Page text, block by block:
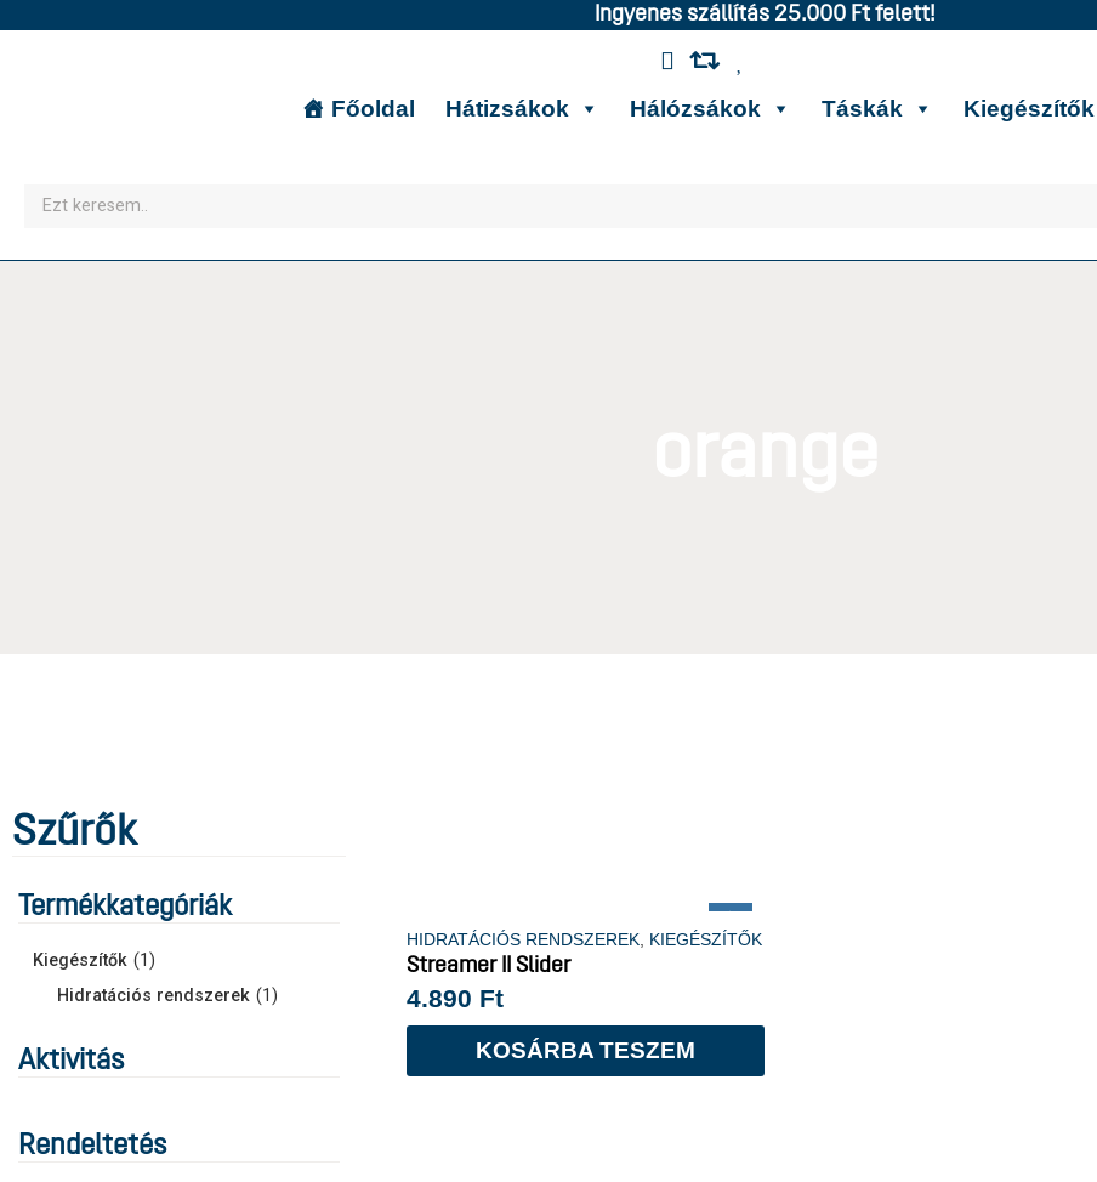
Ingyenes szállítás 25.000 Ft felett!
Főoldal Hátizsákok Hálózsákok Táskák Kiegészítők
Szűrők
Termékkategóriák
Kiegészítők (1)
Hidratációs rendszerek (1)
Aktivitás
Rendeltetés
Új
HIDRATÁCIÓS RENDSZEREK KIEGÉSZÍTŐK
Streamer II Slider
4.890 Ft
KOSÁRBA TESZEM